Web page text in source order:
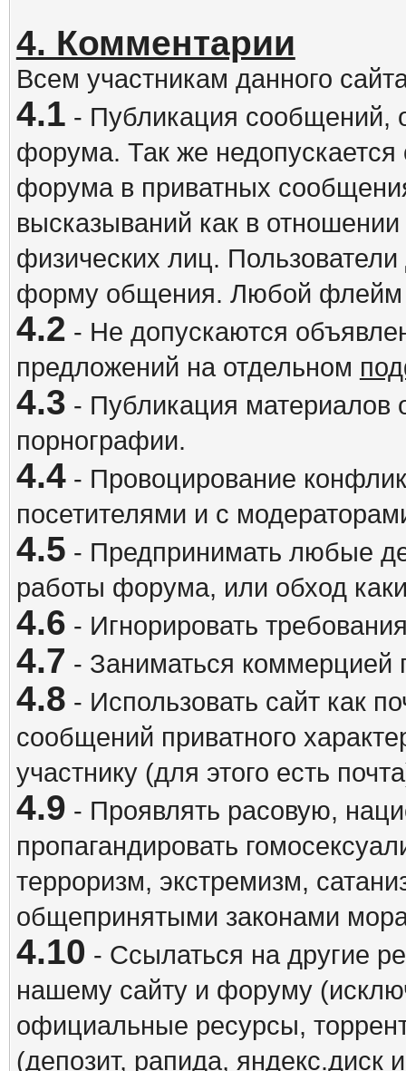
4. Комментарии
Всем участникам данного
4.1 - Публикация сообщений,
форума. Так же недопускается
форума в приватных
высказываний как в
физических лиц.
форму общения. Любой флейм
4.2 - Не допускаются
предложений на отдельном
4.3 - Публикация материалов
порнографии.
4.4- Провоцирование
посетителями и с
4.5 - Предпринимать любые
работы форума, или обход
4.6 - Игнорировать
4.7 - Заниматься коммерцией
4.8 - Использовать сайт как
сообщений приватного
участнику (для этого есть
4.9 - Проявлять расовую,
пропагандировать
терроризм, экстремизм,
общепринятыми законами
4.10 - Ссылаться на другие
нашему сайту и форуму
официальные ресурсы,
(депозит, рапида, яндекс.диск